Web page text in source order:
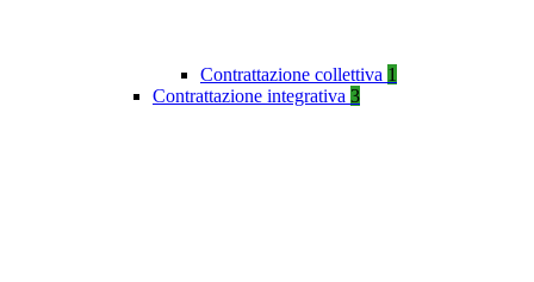
Contrattazione collettiva 1
Contrattazione integrativa 3